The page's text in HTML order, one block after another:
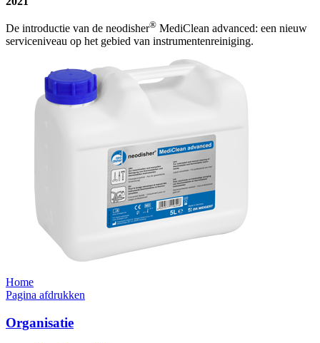
De introductie van de neodisher® MediClean advanced: een nieuw
serviceniveau op het gebied van instrumentenreiniging.
Home
Pagina afdrukken
Organisatie